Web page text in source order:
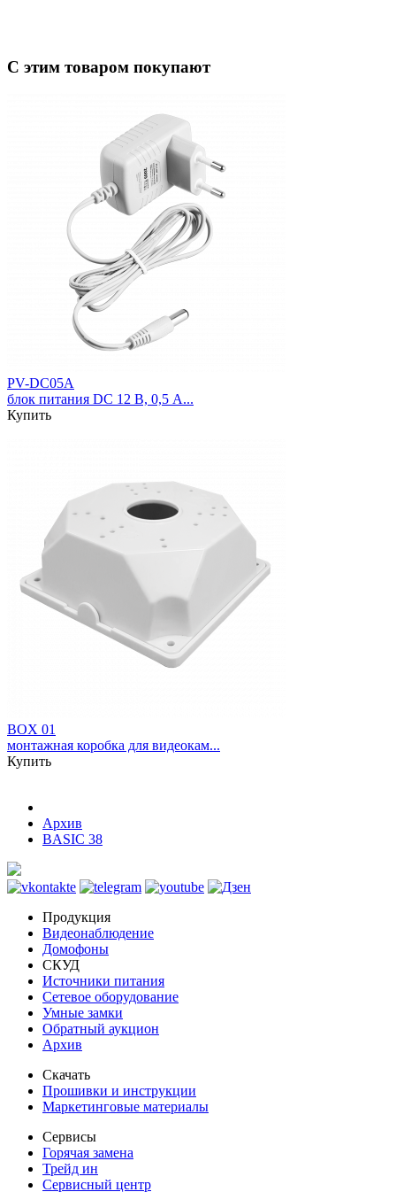
С этим товаром покупают
PV-DC05A
блок питания DC 12 В, 0,5 A...
Купить
BOX 01
монтажная коробка для видеокам...
Купить
Архив
BASIC 38
Продукция
Видеонаблюдение
Домофоны
СКУД
Источники питания
Сетевое оборудование
Умные замки
Обратный аукцион
Архив
Скачать
Прошивки и инструкции
Маркетинговые материалы
Сервисы
Горячая замена
Трейд ин
Сервисный центр